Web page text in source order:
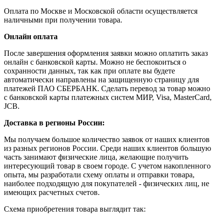
Оплата по Москве и Московской области осуществляется
наличными при получении товара.
Онлайн оплата
После завершения оформления заявки можно оплатить заказ
онлайн с банковской карты. Можно не беспокоиться о
сохранности данных, так как при оплате вы будете
автоматически направлены на защищенную страницу для
платежей ПАО СБЕРБАНК. Сделать перевод за товар можно
с банковской карты платежных систем МИР, Visa, MasterCard,
JCB.
Доставка в регионы России:
Мы получаем большое количество заявок от наших клиентов
из разных регионов России. Среди наших клиентов большую
часть занимают физические лица, желающие получить
интересующий товар в своем городе. С учетом накопленного
опыта, мы разработали схему оплаты и отправки товара,
наиболее подходящую для покупателей - физических лиц, не
имеющих расчетных счетов.
Схема приобретения товара выглядит так: